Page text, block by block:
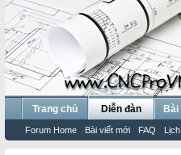
Trang chủ Diễn đàn
Forum Home Bài viết mới FAQ Lịch